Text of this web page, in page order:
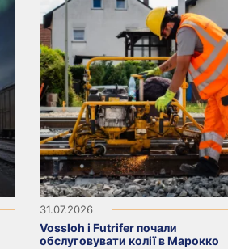
31.07.2026
Vossloh і Futrifer почали
обслуговувати колії в Марокко